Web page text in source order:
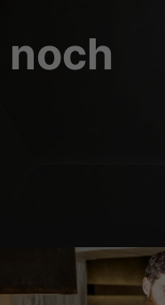
noch